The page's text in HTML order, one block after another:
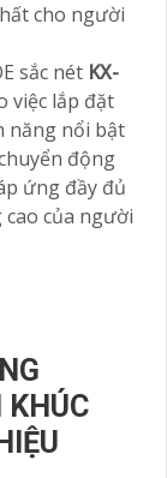
cho người
sắc nét KX-
việc lắp đặt
năng nổi bật
động
ứng đầy đủ
của người
KHÚC